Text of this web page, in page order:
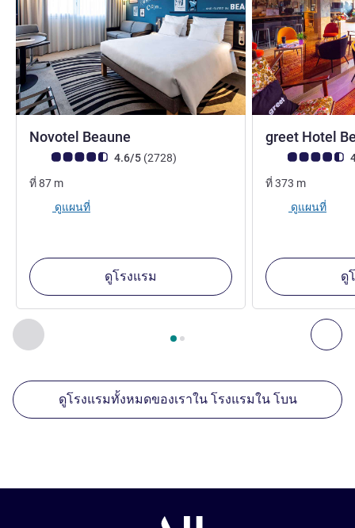
ก่อนหน้า - สถานประกอบการอื่นของเราที่อยู่ใกล้เคียง ถั
หน้า1 , สถานประกอบการอื่นของเราที่อยู่ใกล้เคียง 1 :,
Novotel Beaune
คะแนนความคิดเห็นจากแขก (เรทติ้งบน ALL)
4.6/5 (2728รีวิว รายการ
)
ที่87 m
ดูแผนที่
ดูโรงแรม
greet Hotel
คะแนนความคิดเ
ที่373 m
ดูแผนที่
ดู
ดูโรงแรมทั้งหมดของเราใน โรงแรมใน โบน